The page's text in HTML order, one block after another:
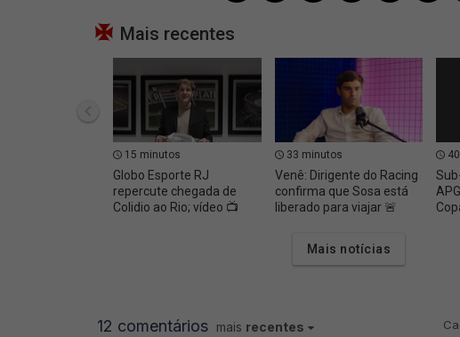
Mais recentes
15 minutos
Globo Esporte RJ
repercute chegada de
Colidio ao Rio; vídeo 📺
33 minutos
Venê: Dirigente do Racing
confirma que Sosa está
liberado para viajar 🚨
Mais notícias